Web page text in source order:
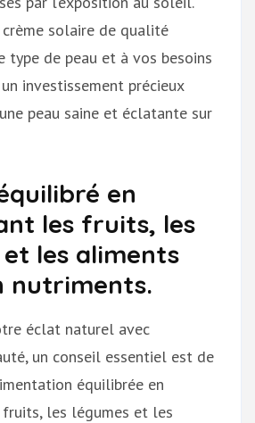
solaire de qualité
type de peau et à vos besoins
investissement précieux
peau saine et éclatante sur
en
les fruits, les
les aliments
nutriments.
éclat naturel avec
un conseil essentiel est de
équilibrée en
les légumes et les